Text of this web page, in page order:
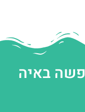
באיה